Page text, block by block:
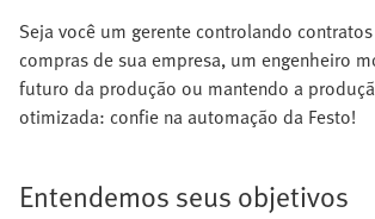
Seja você um gerente controlando
compras de sua empresa, um engenheiro
futuro da produção ou mantendo a
otimizada: confie na automação da Festo!
Entendemos seus objetivos